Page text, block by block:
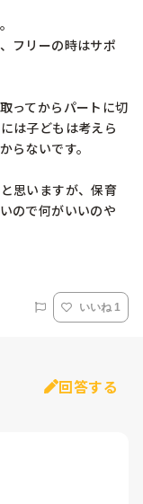
フリーの時はサポ
ってからパートに切
は子どもは考えら
らないです。
思いますが、保育
ので何がいいのや
いいね 1
回答する